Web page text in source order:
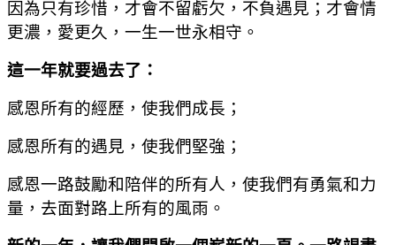
因為只有珍惜，才會不留虧欠，不負遇見；才會情
更濃，愛更久，一生一世永相守。
這一年就要過去了：
感恩所有的經歷，使我們成長；
感恩所有的遇見，使我們堅強；
感恩一路鼓勵和陪伴的所有人，使我們有勇氣和力
量，去面對路上所有的風雨。